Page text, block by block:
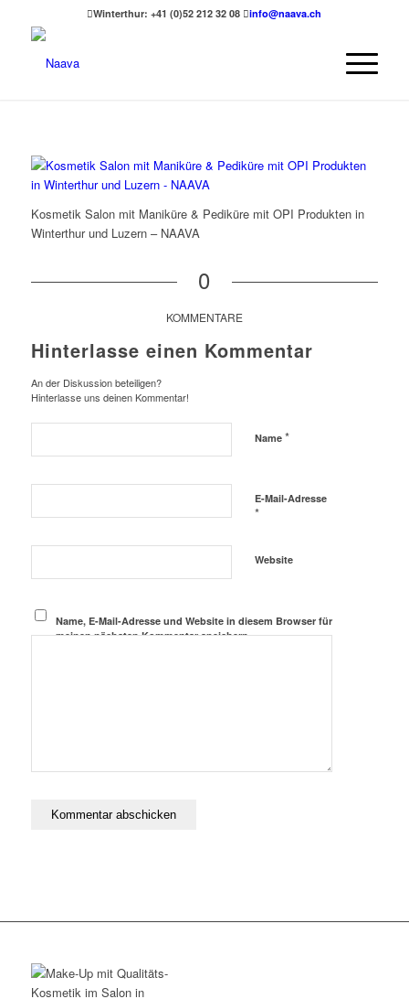
Winterthur: +41 (0)52 212 32 08 info@naava.ch
Kosmetik Salon mit Maniküre & Pediküre mit OPI Produkten in
Winterthur und Luzern – NAAVA
0
KOMMENTARE
Hinterlasse einen Kommentar
An der Diskussion beteiligen?
Hinterlasse uns deinen Kommentar!
Name *
E-Mail-Adresse
*
Website
Name, E-Mail-Adresse und Website in diesem Browser für
meinen nächsten Kommentar speichern.